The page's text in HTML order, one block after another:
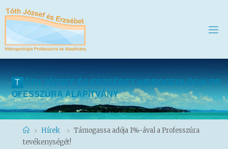
T ÓT H J ÓZS E F ÉS E RZSÉ BET H DROG EOLÓG A P R
OFESSZÚ RA ALAPÍTVÁNY
HomeHírek
Támogassa adója 1%-ával a Professzúra
tevékenységét!